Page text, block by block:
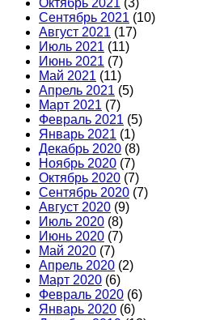
Октябрь 2021 (3)
Сентябрь 2021 (10)
Август 2021 (17)
Июль 2021 (11)
Июнь 2021 (7)
Май 2021 (11)
Апрель 2021 (5)
Март 2021 (7)
Февраль 2021 (5)
Январь 2021 (1)
Декабрь 2020 (8)
Ноябрь 2020 (7)
Октябрь 2020 (7)
Сентябрь 2020 (7)
Август 2020 (9)
Июль 2020 (8)
Июнь 2020 (7)
Май 2020 (7)
Апрель 2020 (2)
Март 2020 (6)
Февраль 2020 (6)
Январь 2020 (6)